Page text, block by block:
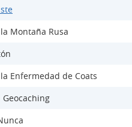
Montaña Rusa
Enfermedad de Coats